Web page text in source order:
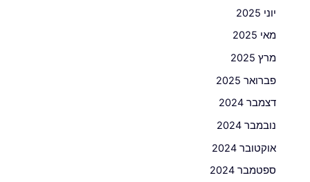
יוני 2025
מאי 2025
מרץ 2025
פברואר 2025
דצמבר 2024
נובמבר 2024
אוקטובר 2024
ספטמבר 2024